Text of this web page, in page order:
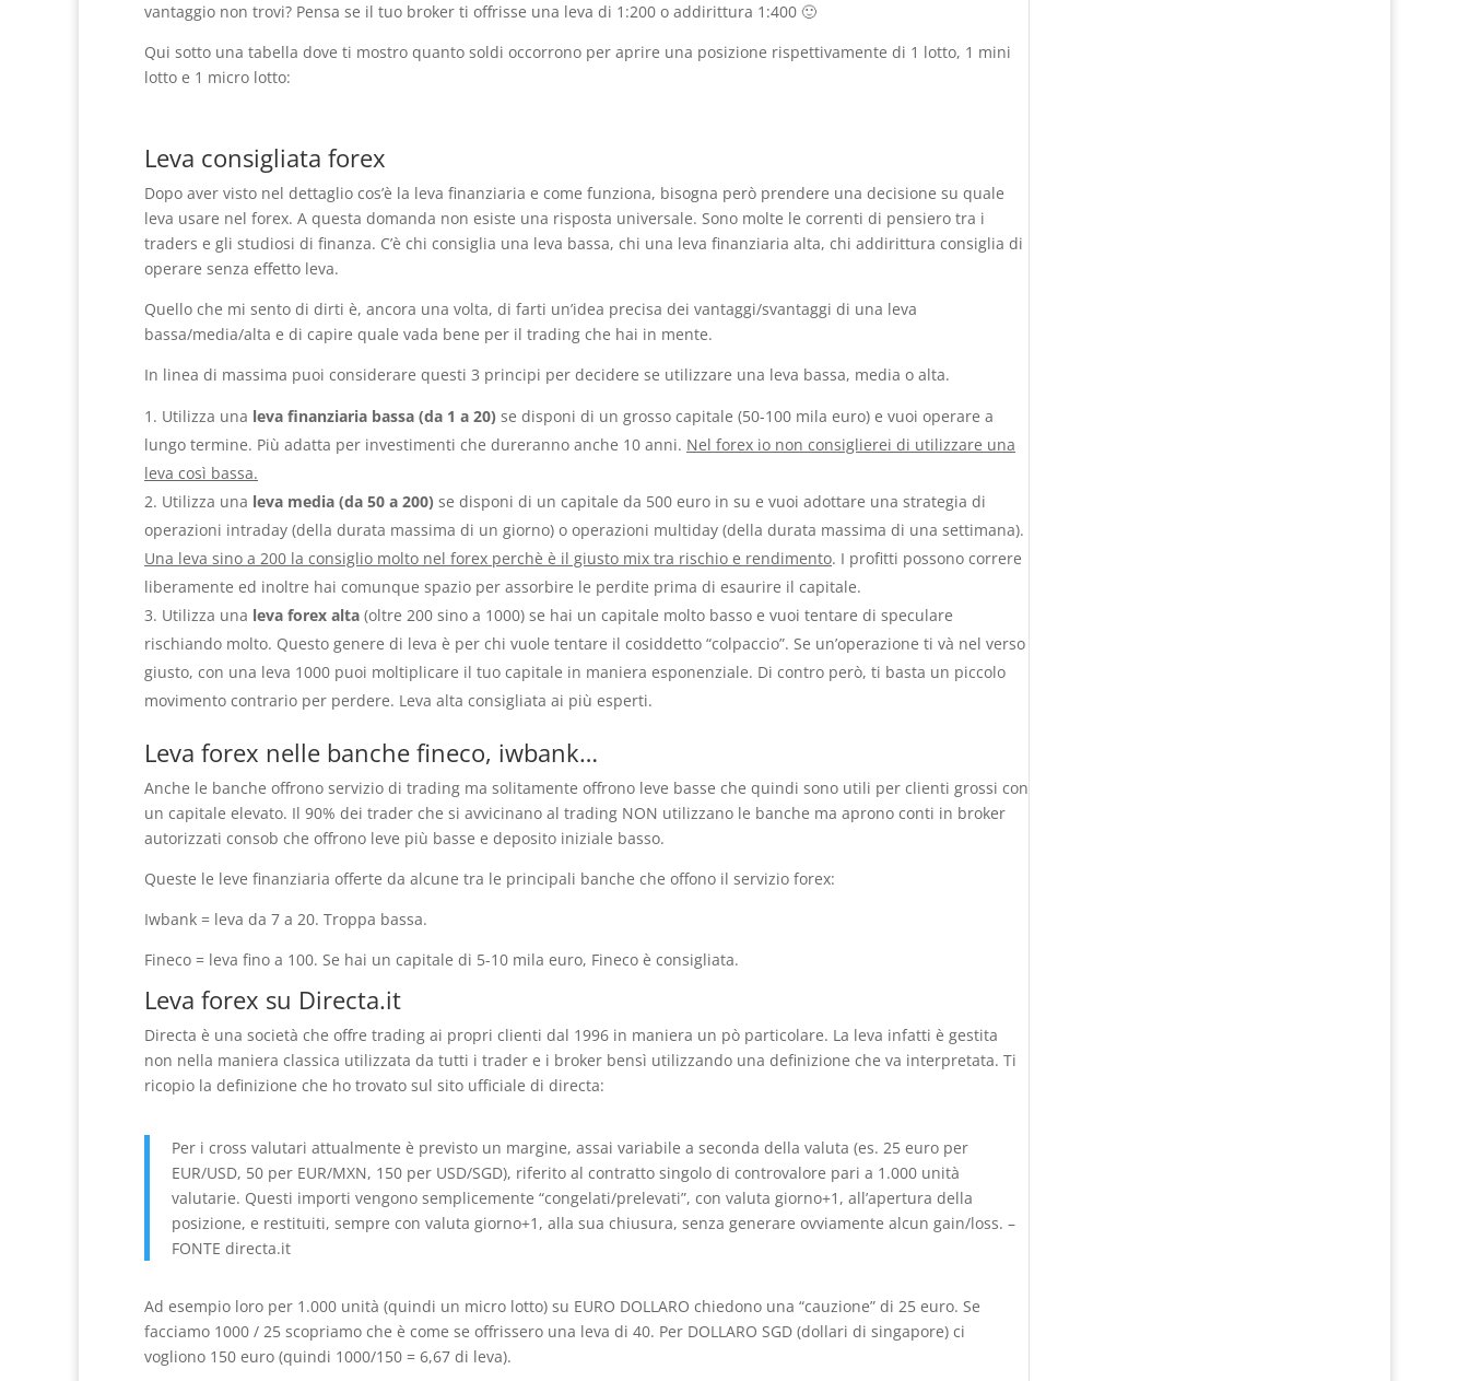
vantaggio non trovi? Pensa se il tuo broker ti offrisse una leva di 1:200 o addirittura 1:400 🙂
Qui sotto una tabella dove ti mostro quanto soldi occorrono per aprire una posizione rispettivamente di 1 lotto, 1 mini
lotto e 1 micro lotto:
Leva consigliata forex
Dopo aver visto nel dettaglio cos’è la leva finanziaria e come funziona, bisogna però prendere una decisione su quale
leva usare nel forex. A questa domanda non esiste una risposta universale. Sono molte le correnti di pensiero tra i
traders e gli studiosi di finanza. C’è chi consiglia una leva bassa, chi una leva finanziaria alta, chi addirittura consiglia di
operare senza effetto leva.
Quello che mi sento di dirti è, ancora una volta, di farti un’idea precisa dei vantaggi/svantaggi di una leva
bassa/media/alta e di capire quale vada bene per il trading che hai in mente.
In linea di massima puoi considerare questi 3 principi per decidere se utilizzare una leva bassa, media o alta.
Utilizza una leva finanziaria bassa (da 1 a 20) se disponi di un grosso capitale (50-100 mila euro) e vuoi operare a
lungo termine. Più adatta per investimenti che dureranno anche 10 anni. Nel forex io non consiglierei di utilizzare una
leva così bassa.
Utilizza una leva media (da 50 a 200) se disponi di un capitale da 500 euro in su e vuoi adottare una strategia di
operazioni intraday (della durata massima di un giorno) o operazioni multiday (della durata massima di una settimana).
Una leva sino a 200 la consiglio molto nel forex perchè è il giusto mix tra rischio e rendimento. I profitti possono correre
liberamente ed inoltre hai comunque spazio per assorbire le perdite prima di esaurire il capitale.
Utilizza una leva forex alta (oltre 200 sino a 1000) se hai un capitale molto basso e vuoi tentare di speculare
rischiando molto. Questo genere di leva è per chi vuole tentare il cosiddetto “colpaccio”. Se un’operazione ti và nel verso
giusto, con una leva 1000 puoi moltiplicare il tuo capitale in maniera esponenziale. Di contro però, ti basta un piccolo
movimento contrario per perdere. Leva alta consigliata ai più esperti.
Leva forex nelle banche fineco, iwbank…
Anche le banche offrono servizio di trading ma solitamente offrono leve basse che quindi sono utili per clienti grossi con
un capitale elevato. Il 90% dei trader che si avvicinano al trading NON utilizzano le banche ma aprono conti in broker
autorizzati consob che offrono leve più basse e deposito iniziale basso.
Queste le leve finanziaria offerte da alcune tra le principali banche che offono il servizio forex:
Iwbank = leva da 7 a 20. Troppa bassa.
Fineco = leva fino a 100. Se hai un capitale di 5-10 mila euro, Fineco è consigliata.
Leva forex su Directa.it
Directa è una società che offre trading ai propri clienti dal 1996 in maniera un pò particolare. La leva infatti è gestita
non nella maniera classica utilizzata da tutti i trader e i broker bensì utilizzando una definizione che va interpretata. Ti
ricopio la definizione che ho trovato sul sito ufficiale di directa:
Per i cross valutari attualmente è previsto un margine, assai variabile a seconda della valuta (es. 25 euro per
EUR/USD, 50 per EUR/MXN, 150 per USD/SGD), riferito al contratto singolo di controvalore pari a 1.000 unità
valutarie. Questi importi vengono semplicemente “congelati/prelevati”, con valuta giorno+1, all’apertura della
posizione, e restituiti, sempre con valuta giorno+1, alla sua chiusura, senza generare ovviamente alcun gain/loss. –
FONTE directa.it
Ad esempio loro per 1.000 unità (quindi un micro lotto) su EURO DOLLARO chiedono una “cauzione” di 25 euro. Se
facciamo 1000 / 25 scopriamo che è come se offrissero una leva di 40. Per DOLLARO SGD (dollari di singapore) ci
vogliono 150 euro (quindi 1000/150 = 6,67 di leva).